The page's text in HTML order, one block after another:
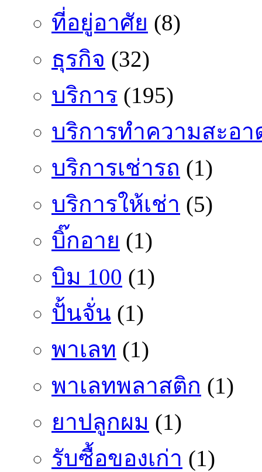
ที่อยู่อาศัย (8)
ธุรกิจ (32)
บริการ (195)
บริการทำความสะอา
บริการเช่ารถ (1)
บริการให้เช่า (5)
บิ๊กอาย (1)
บิม 100 (1)
ปั้นจั่น (1)
พาเลท (1)
พาเลทพลาสติก (1)
ยาปลูกผม (1)
รับซื้อของเก่า (1)